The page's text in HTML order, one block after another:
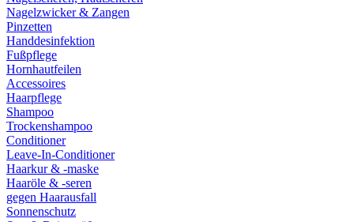
Nagelzwicker & Zangen
Pinzetten
Handdesinfektion
Fußpflege
Hornhautfeilen
Accessoires
Haarpflege
Shampoo
Trockenshampoo
Conditioner
Leave-In-Conditioner
Haarkur & -maske
Haaröle & -seren
gegen Haarausfall
Sonnenschutz